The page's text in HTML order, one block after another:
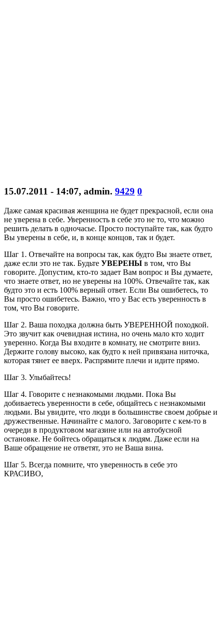
15.07.2011 - 14:07, admin. 9429 0
Даже самая красивая женщина не будет прекрасной, если она
не уверена в себе. Уверенность в себе это не то, что можно
решить делать в одночасье. Просто поступайте так, как будто
Вы уверены в себе, и, в конце концов, так и будет.
Шаг 1. Отвечайте на вопросы так, как будто Вы знаете ответ,
даже если это не так. Будьте УВЕРЕНЫ в том, что Вы
говорите. Допустим, кто-то задает Вам вопрос и Вы думаете,
что знаете ответ, но не уверены на 100%. Отвечайте так, как
будто это и есть 100% верный ответ. Если Вы ошибетесь, то
Вы просто ошибетесь. Важно, что у Вас есть уверенность в
том, что Вы говорите.
Шаг 2. Ваша походка должна быть УВЕРЕННОЙ походкой.
Это звучит как очевидная истина, но очень мало кто ходит
уверенно. Когда Вы входите в комнату, не смотрите вниз.
Держите голову высоко, как будто к ней привязана ниточка,
которая тянет ее вверх. Распрямите плечи и идите прямо.
Шаг 3. Улыбайтесь!
Шаг 4. Говорите с незнакомыми людьми. Пока Вы
добиваетесь уверенности в себе, общайтесь с незнакомыми
людьми. Вы увидите, что люди в большинстве своем добрые и
дружественные. Начинайте с малого. Заговорите с кем-то в
очереди в продуктовом магазине или на автобусной
остановке. Не бойтесь обращаться к людям. Даже если на
Ваше обращение не ответят, это не Ваша вина.
Шаг 5. Всегда помните, что уверенность в себе это
КРАСИВО,